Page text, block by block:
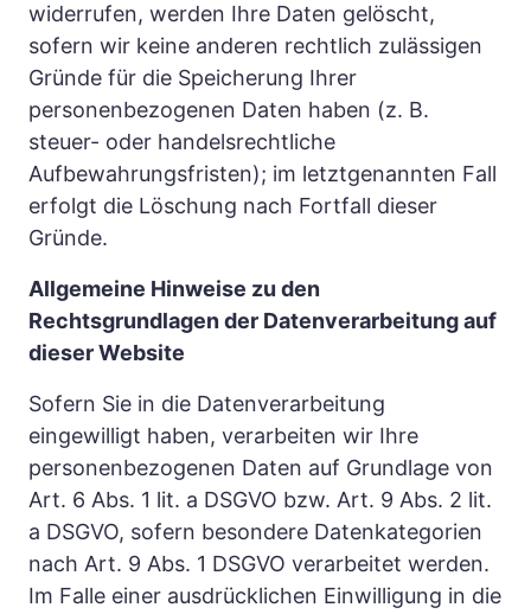
widerrufen, werden Ihre Daten gelöscht,
sofern wir keine anderen rechtlich zulässigen
Gründe für die Speicherung Ihrer
personenbezogenen Daten haben (z. B.
steuer- oder handelsrechtliche
Aufbewahrungsfristen); im letztgenannten Fall
erfolgt die Löschung nach Fortfall dieser
Gründe.
Allgemeine Hinweise zu den
Rechtsgrundlagen der Datenverarbeitung auf
dieser Website
Sofern Sie in die Datenverarbeitung
eingewilligt haben, verarbeiten wir Ihre
personenbezogenen Daten auf Grundlage von
Art. 6 Abs. 1 lit. a DSGVO bzw. Art. 9 Abs. 2 lit.
a DSGVO, sofern besondere Datenkategorien
nach Art. 9 Abs. 1 DSGVO verarbeitet werden.
Im Falle einer ausdrücklichen Einwilligung in die